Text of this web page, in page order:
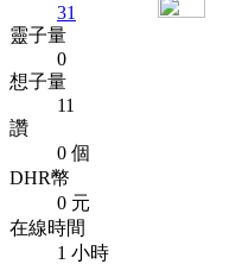
31
靈子量
0
想子量
11
讚
0 個
DHR幣
0 元
在線時間
1 小時